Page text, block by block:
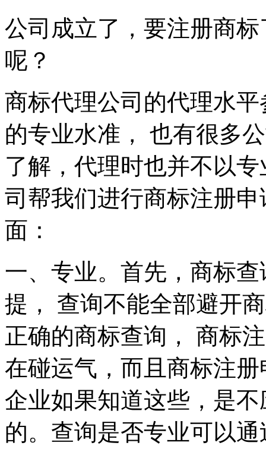
公司成立了，要注册商
呢？
商标代理公司的代理水
的专业水准， 也有很多
了解，代理时也并不以
司帮我们进行商标注册
面：
一、专业。首先，商标
提， 查询不能全部避开
正确的商标查询， 商标
在碰运气，而且商标注
企业如果知道这些，是
的。查询是否专业可以